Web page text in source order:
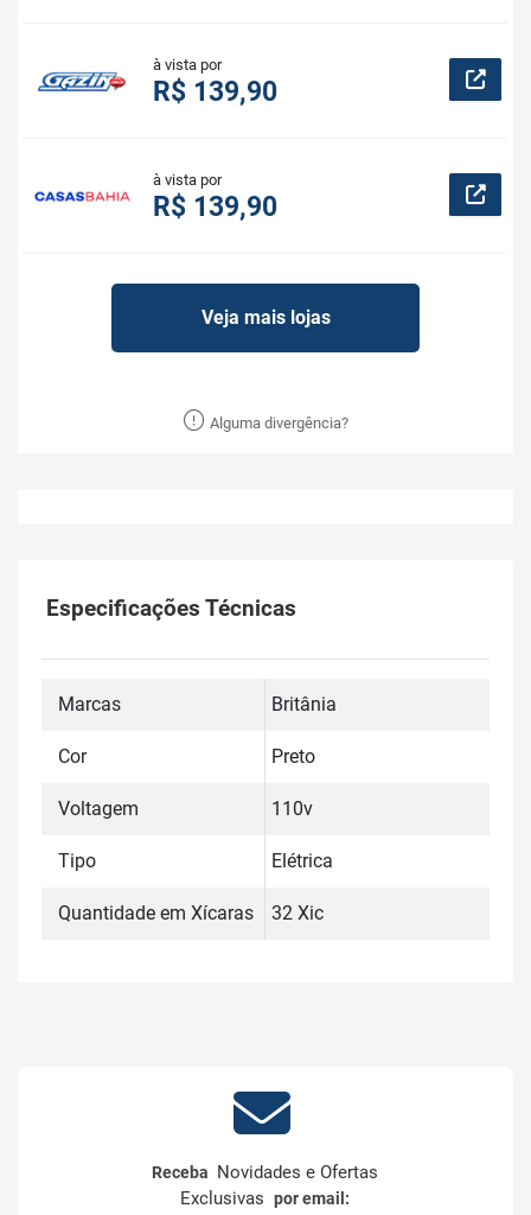
à vista por
R$ 139,90
à vista por
R$ 139,90
Veja mais lojas
Alguma divergência?
Especificações Técnicas
Marcas Britânia
Cor Preto
Voltagem 110v
Tipo Elétrica
Quantidade em Xícaras 32 Xic
Receba Novidades e Ofertas
Exclusivaspor email: